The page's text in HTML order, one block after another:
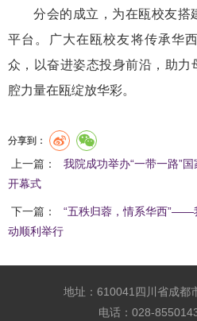
分会的成立，为在瓯校友搭
平台。广大在瓯校友将传承华
众，以奋进姿态投身前沿，助力
腔力量在瓯绽放华彩。
分享到：
上一篇：
我院成功举办“一带一路”
开幕式
下一篇：
“五秩归蓉，情系华西”——
动顺利举行
地址：610041四川省成都
电话：028-